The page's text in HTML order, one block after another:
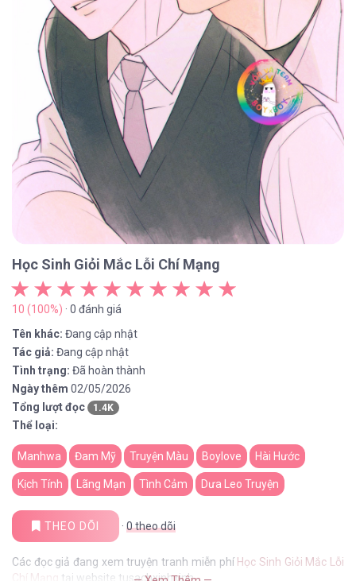
Học Sinh Giỏi Mắc Lỗi Chí Mạng
10 (100%) · 0 đánh giá
Tên khác: Đang cập nhật
Tác giả: Đang cập nhật
Tình trạng: Đã hoàn thành
Ngày thêm 02/05/2026
Tổng lượt đọc
1.4K
Thể loại:
Manhwa Đam Mỹ Truyện Màu Boylove Hài Hước
Kịch Tính Lãng Mạn Tình Cảm Dưa Leo Truyện
THEO DÕI · 0theo dõi
Các đọc giả đang xem truyện tranh miễn phí Học Sinh Giỏi Mắc Lỗi
Chí Mạng
tại website tusachxinhxinh